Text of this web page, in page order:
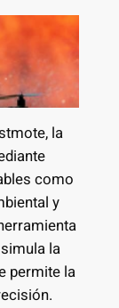
la
como
y
la
permite la